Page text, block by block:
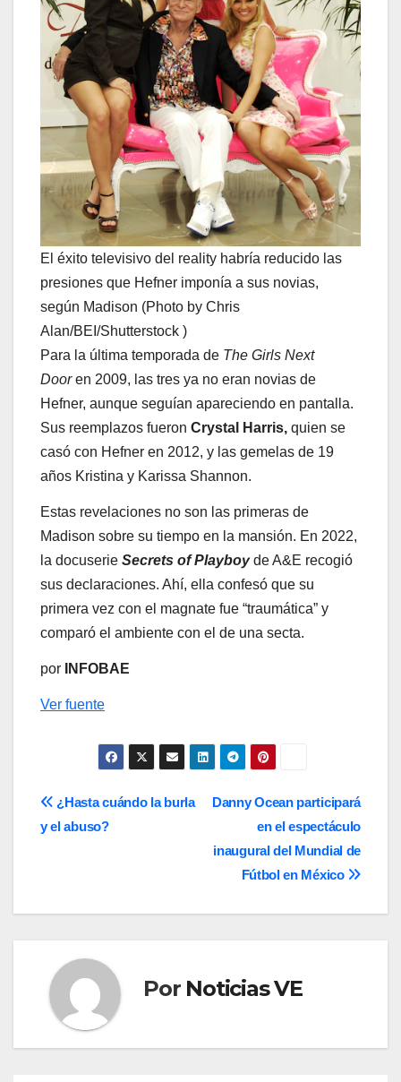
El éxito televisivo del reality habría reducido las
presiones que Hefner imponía a sus novias,
según Madison (Photo by Chris
Alan/BEI/Shutterstock )
Para la última temporada de The Girls Next
Dooren 2009, las tres ya no eran novias de
Hefner, aunque seguían apareciendo en pantalla.
Sus reemplazos fueron Crystal Harris, quien se
casó con Hefner en 2012, y las gemelas de 19
años Kristina y Karissa Shannon.
Estas revelaciones no son las primeras de
Madison sobre su tiempo en la mansión. En 2022,
la docuserie Secrets of Playboyde A&E recogió
sus declaraciones. Ahí, ella confesó que su
primera vez con el magnate fue “traumática” y
comparó el ambiente con el de una secta.
por INFOBAE
Ver fuente
Navegación
de
Danny Ocean participará
en el espectáculo
inaugural del Mundial de
Fútbol en México
¿Hasta cuándo la burla
y el abuso?
Por Noticias VE